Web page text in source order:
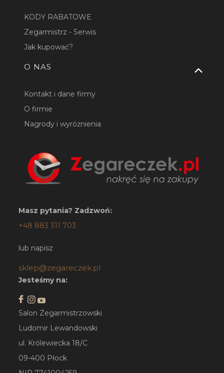
KODY RABATOWE
Zegarmistrz - Serwis
Jak kupować?
O NAS
Kontakt i dane firmy
O firmie
Nagrody i wyróżnienia
Masz pytania? Zadzwoń:
+48 883 311 703
lub napisz
sklep@zegareczek.pl
Jesteśmy na:
Salon Zegarmistrzowski
Ludomir Lewandowski
ul. Królewiecka 18/C
09-400 Płock